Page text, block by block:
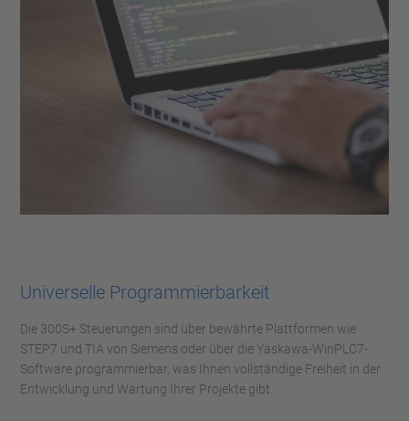
Universelle Programmierbarkeit
Die 300S+ Steuerungen sind über bewährte Plattformen wie
STEP7 und TIA von Siemens oder über die Yaskawa-WinPLC7-
Software programmierbar, was Ihnen vollständige Freiheit in der
Entwicklung und Wartung Ihrer Projekte gibt.